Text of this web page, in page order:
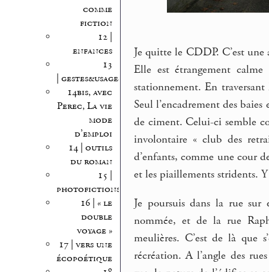
comme
fiction
12 |
enfances
13
| gestes&usages
14bis, avec
Perec, La vie
mode
d’emploi
14 | outils
du roman
15 |
photofictions
16 | « le
double
voyage »
17 | vers une
écopoétique
Je quitte le CDDP. C’est une
Elle est étrangement
stationnement. En
Seul l’encadrement des
de ciment. Celui-ci semble
involontaire « club des
d’enfants, comme une cour
et les piaillements stridents.
Je poursuis dans la rue
nommée, et de la rue
meulières. C’est de là que
récréation. A l’angle des